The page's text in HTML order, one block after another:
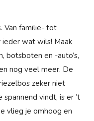
Van familie- tot
wat wils! Maak
botsboten en -auto’s,
nog veel meer. De
zeker niet
vindt, is er ’t
vlieg je omhoog en